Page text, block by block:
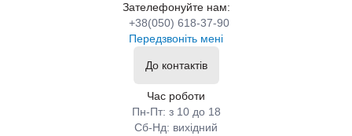
Зателефонуйте нам:
+38(050) 618-37-90
Передзвоніть мені
До контактів
Час роботи
Пн-Пт: з 10 до 18
Сб-Нд: вихідний